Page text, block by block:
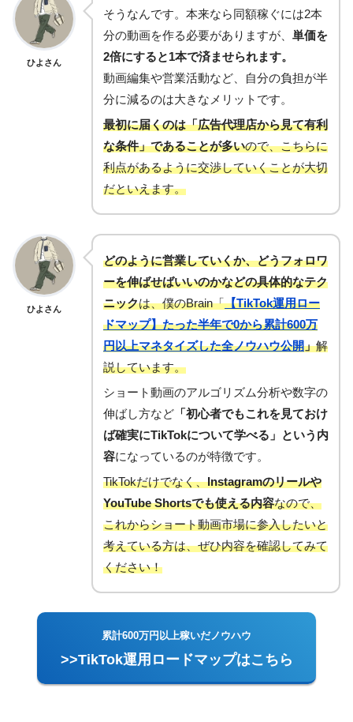
ひよさん
そうなんです。本来なら同額稼ぐには2本
分の動画を作る必要がありますが、 単価を
2倍にすると1本で済ませられます。
動画編集や営業活動など、自分の負担が半
分に減るのは大きなメリットです。
最初に届くのは「広告代理店から見て有利
な条件」であることが多いので、こちらに
利点があるように交渉していくことが大切
だといえます。
ひよさん
どのように営業していくか、どうフォロワ
ーを伸ばせばいいのかなどの具体的なテク
ニックは、僕のBrain「【TikTok運用ロー
ドマップ】たった半年で0から累計600万
円以上マネタイズした全ノウハウ公開」解
説しています。
ショート動画のアルゴリズム分析や数字の
伸ばし方など 「初心者でもこれを見ておけ
ば確実にTikTokについて学べる」という内
容になっているのが特徴です。
TikTokだけでなく、Instagramのリールや
YouTube Shortsでも使える内容なので、
これからショート動画市場に参入したいと
考えている方は、ぜひ内容を確認してみて
ください！
累計600万円以上稼いだノウハウ
>>TikTok運用ロードマップはこちら